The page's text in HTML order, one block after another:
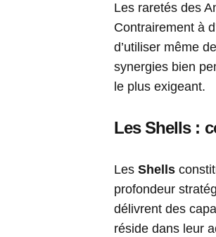
Les raretés des
Contrairement à
d’utiliser même
synergies bien
le plus exigeant.
Les Shells :
Les Shells
profondeur
délivrent des
réside dans leur